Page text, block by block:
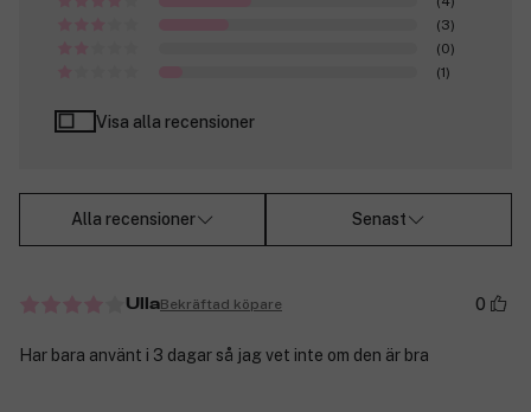
(3)
(0)
(1)
Visa alla recensioner
Alla recensioner Senast
UllaBekräftad köpare 0
Har bara använt i 3 dagar så jag vet inte om den är bra